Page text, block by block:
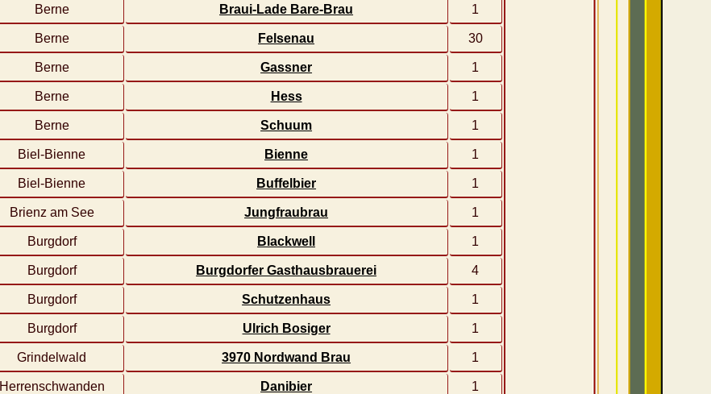
Berne Braui-Lade Bare-Brau 1
Berne Felsenau 30
Berne Gassner 1
Berne Hess 1
Berne Schuum 1
Biel-Bienne Bienne 1
Biel-Bienne Buffelbier 1
Brienz am See Jungfraubrau 1
Burgdorf Blackwell 1
Burgdorf Burgdorfer Gasthausbrauerei 4
Burgdorf Schutzenhaus 1
Burgdorf Ulrich Bosiger 1
Grindelwald 3970 Nordwand Brau 1
Herrenschwanden Danibier 1